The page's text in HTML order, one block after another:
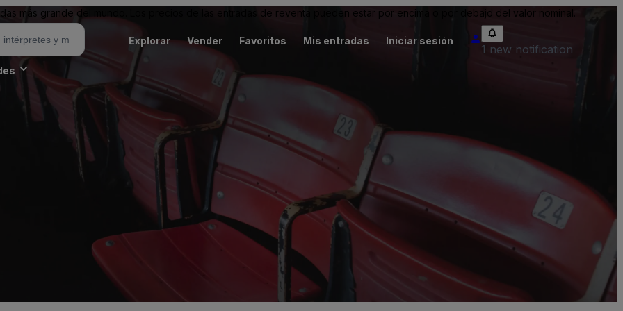
más grande del mundo. Los precios de las entradas de reventa pueden estar por encima o por debajo del valor nominal.
Explorar Vender Favoritos Mis entradas Iniciar sesión
1 new notification